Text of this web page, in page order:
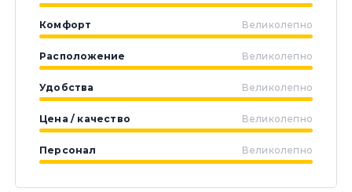
Комфорт Великолепно
Расположение Великолепно
Удобства Великолепно
Цена / качество Великолепно
Персонал Великолепно